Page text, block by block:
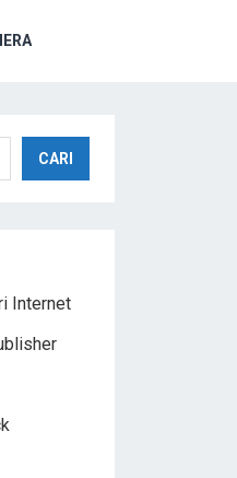
CARI
Internet